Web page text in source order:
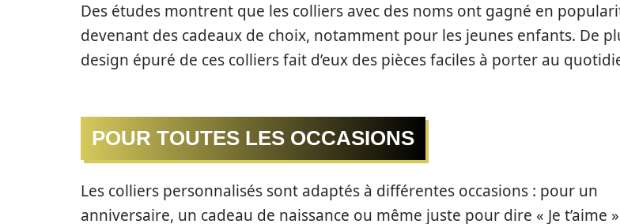
Des études montrent que les colliers avec des noms ont gagné en
devenant des cadeaux de choix, notamment pour les jeunes enfants. De
design épuré de ces colliers fait d’eux des pièces faciles à porter au
POUR TOUTES LES OCCASIONS
Les colliers personnalisés sont adaptés à différentes occasions : pour un
anniversaire, un cadeau de naissance ou même juste pour dire « Je t’aime